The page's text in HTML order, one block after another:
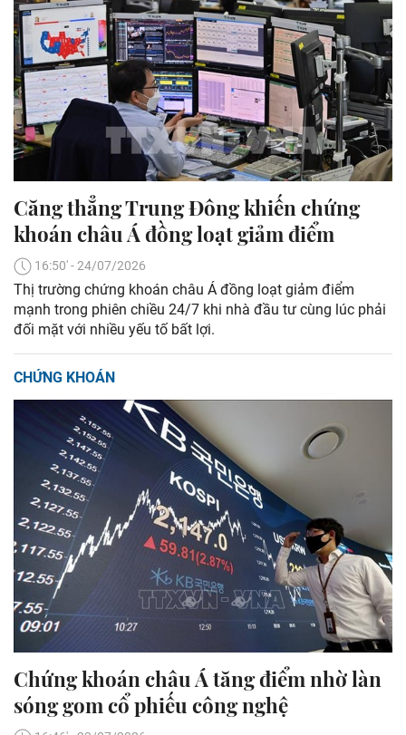
Căng thẳng Trung Đông khiến chứng
khoán châu Á đồng loạt giảm điểm
16:50' - 24/07/2026
Thị trường chứng khoán châu Á đồng loạt giảm điểm
mạnh trong phiên chiều 24/7 khi nhà đầu tư cùng lúc phải
đối mặt với nhiều yếu tố bất lợi.
CHỨNG KHOÁN
Chứng khoán châu Á tăng điểm nhờ làn
sóng gom cổ phiếu công nghệ